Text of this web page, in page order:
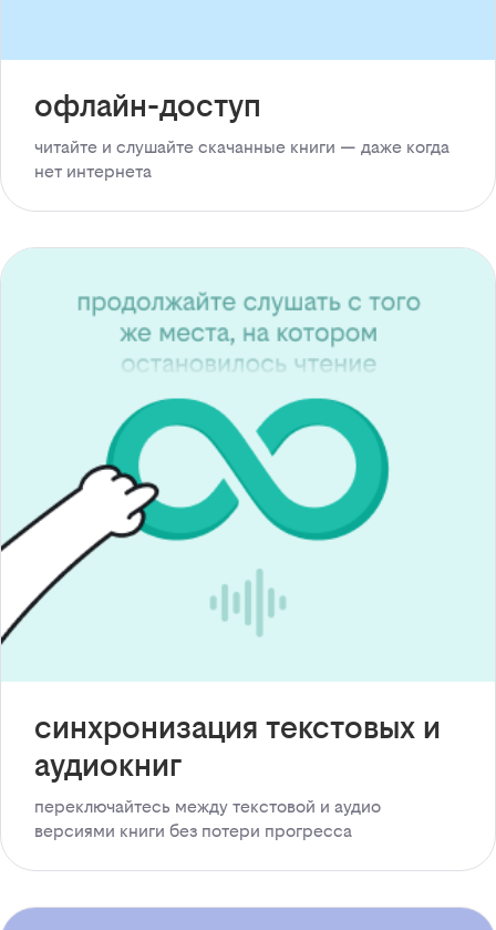
офлайн-доступ
читайте и слушайте скачанные книги — даже когда
нет интернета
синхронизация текстовых и
аудиокниг
переключайтесь между текстовой и аудио
версиями книги без потери прогресса